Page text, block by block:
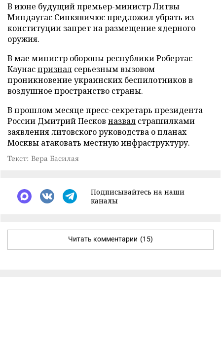
В июне будущий премьер-министр Литвы
Миндаугас Синкявичюспредложилубрать из
конституции запрет на размещение ядерного
оружия.
В мае министр обороны республики Робертас
Каунаспризнал серьезным вызовом
проникновение украинских беспилотников в
воздушное пространство страны.
В прошлом месяце пресс-секретарь президента
России Дмитрий Песков назвал страшилками
заявления литовского руководства о планах
Москвы атаковать местную инфраструктуру.
Текст: Вера Басилая
Подписывайтесь на наши
каналы
Читать комментарии (15)